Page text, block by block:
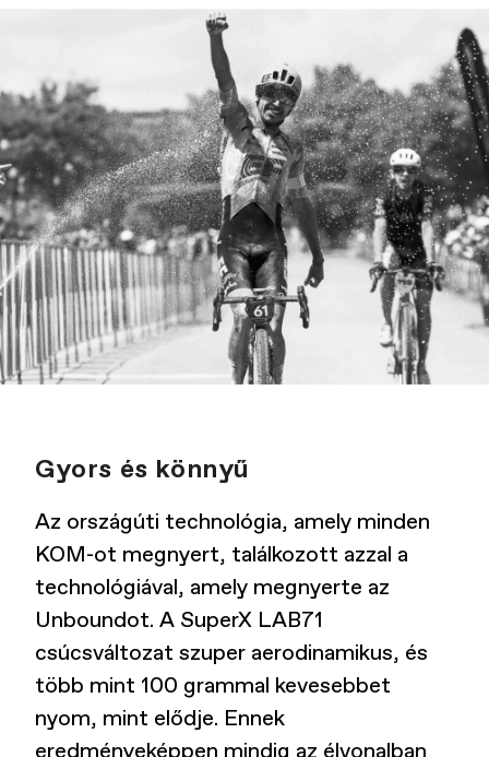
Gyors és könnyű
Az országúti technológia, amely minden
KOM-ot megnyert, találkozott azzal a
technológiával, amely megnyerte az
Unboundot. A SuperX LAB71
csúcsváltozat szuper aerodinamikus, és
több mint 100 grammal kevesebbet
nyom, mint elődje. Ennek